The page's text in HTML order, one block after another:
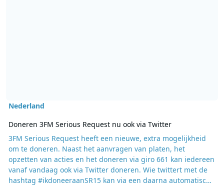
Nederland
Doneren 3FM Serious Request nu ook via Twitter
3FM Serious Request heeft een nieuwe, extra mogelijkheid
om te doneren. Naast het aanvragen van platen, het
opzetten van acties en het doneren via giro 661 kan iedereen
vanaf vandaag ook via Twitter doneren. Wie twittert met de
hashtag #ikdoneeraanSR15 kan via een daarna automatisch